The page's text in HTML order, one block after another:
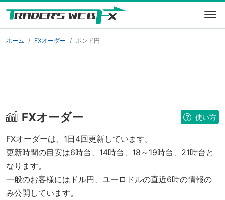
ホーム FXオーダー ポンド円
FXオーダー 使い方
FXオーダーは、1日4回更新しています。
更新時間の目安は6時台、14時台、18～19時台、21時台と
なります。
一般のお客様にはドル円、ユーロドルの直近6時の情報の
み公開しています。